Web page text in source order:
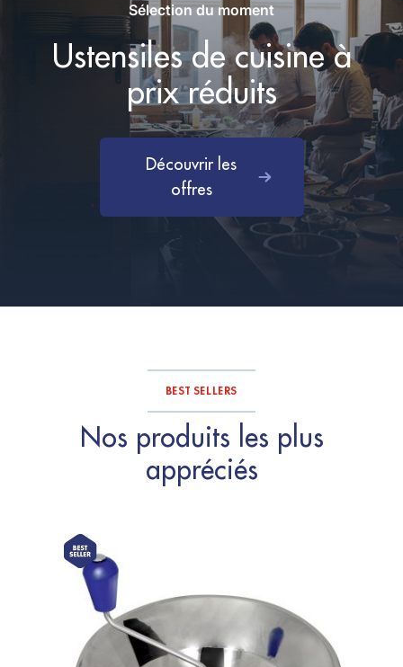
Sélection du moment
Ustensiles de cuisine à
prix réduits
Découvrir les
offres
BEST SELLERS
Nos produits les plus
appréciés